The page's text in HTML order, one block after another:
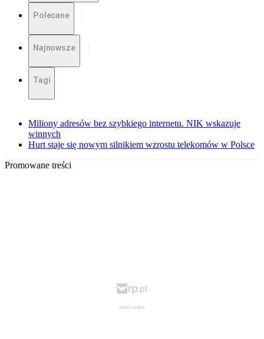
Polecane
Najnowsze
Tagi
Miliony adresów bez szybkiego internetu. NIK wskazuje
winnych
Hurt staje się nowym silnikiem wzrostu telekomów w Polsce
Promowane treści